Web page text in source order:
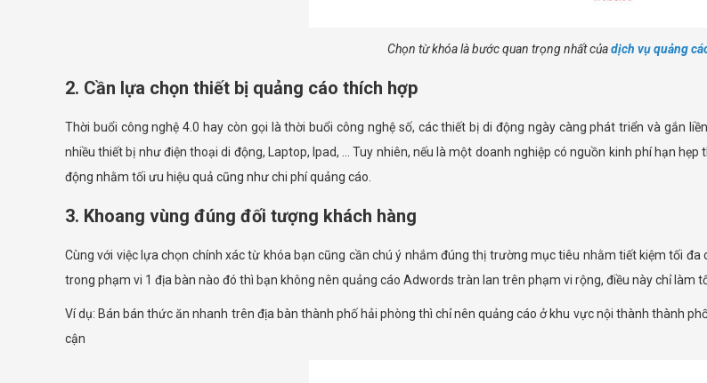
Chọn từ khóa là bước quan trọng nhất củadịch vụ quảng
2. Cần lựa chọn thiết bị quảng cáo thích hợp
Thời buổi công nghệ 4.0 hay còn gọi là thời buổi công nghệ số, các thiết bị di động ngày càng phát triển và gắn
nhiều thiết bị như điện thoại di động, Laptop, Ipad, … Tuy nhiên, nếu là một doanh nghiệp có nguồn kinh phí hạn
động nhằm tối ưu hiệu quả cũng như chi phí quảng cáo.
3. Khoang vùng đúng đối tượng khách hàng
Cùng với việc lựa chọn chính xác từ khóa bạn cũng cần chú ý nhắm đúng thị trường mục tiêu nhằm tiết kiệm tối
trong phạm vi 1 địa bàn nào đó thì bạn không nên quảng cáo Adwords tràn lan trên phạm vi rộng, điều này chỉ làm
Ví dụ: Bán bán thức ăn nhanh trên địa bàn thành phố hải phòng thì chỉ nên quảng cáo ở khu vực nội thành thành
cận